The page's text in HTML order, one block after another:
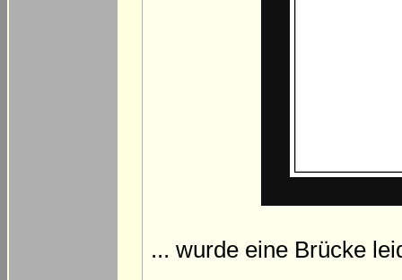
... wurde eine Brücke